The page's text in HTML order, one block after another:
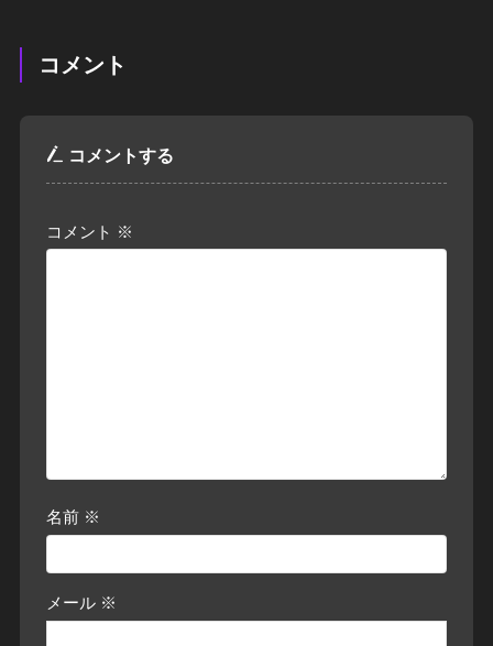
コメント
コメントする
コメント ※
名前 ※
メール ※